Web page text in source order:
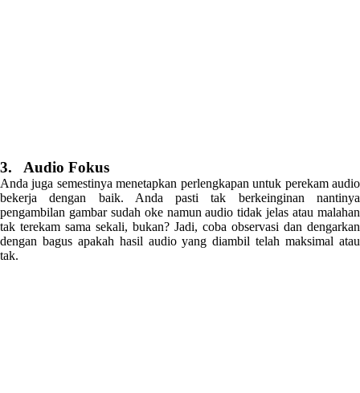
3. Audio Fokus
Anda juga semestinya menetapkan perlengkapan untuk perekam audio
bekerja dengan baik. Anda pasti tak berkeinginan nantinya
pengambilan gambar sudah oke namun audio tidak jelas atau malahan
tak terekam sama sekali, bukan? Jadi, coba observasi dan dengarkan
dengan bagus apakah hasil audio yang diambil telah maksimal atau
tak.